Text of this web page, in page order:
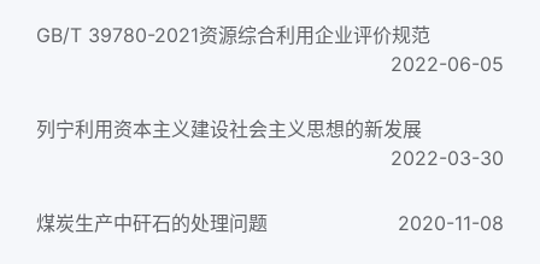
GB/T 39780-2021资源综合利用企业评价规范
2022-06-05
列宁利用资本主义建设社会主义思想的新发展
2022-03-30
煤炭生产中矸石的处理问题 2020-11-08